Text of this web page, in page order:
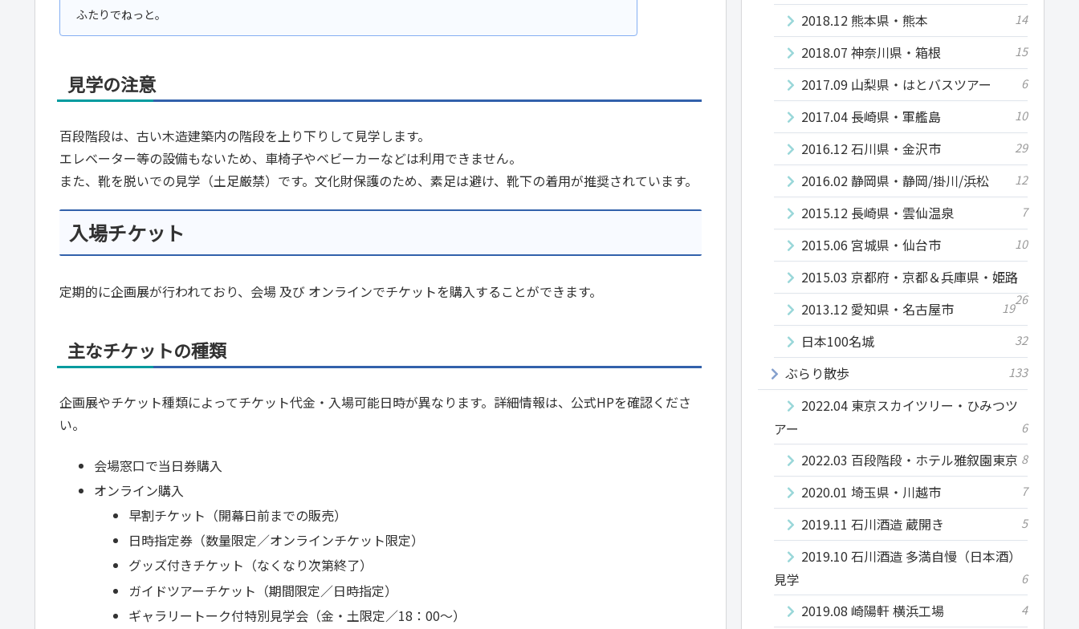
見学の注意
百段階段は、古い木造建築内の階段を上り下りして見学します。
エレベーター等の設備もないため、車椅子やベビーカーなどは利用できません。
また、靴を脱いでの見学（土足厳禁）です。文化財保護のため、素足は避け、靴下の着用が推奨されています。
入場チケット
定期的に企画展が行われており、会場 及び オンラインでチケットを購入することができます。
主なチケットの種類
企画展やチケット種類によってチケット代金・入場可能日時が異なります。詳細情報は、公式HPを確認くださ
い。
会場窓口で当日券購入
オンライン購入
早割チケット（開幕日前までの販売）
日時指定券（数量限定／オンラインチケット限定）
グッズ付きチケット（なくなり次第終了）
ガイドツアーチケット（期間限定／日時指定）
ギャラリートーク付特別見学会（金・土限定／18：00～）
2018.12 熊本県・熊本 14
2018.07 神奈川県・箱根 15
2017.09 山梨県・はとバスツアー 6
2017.04 長崎県・軍艦島 10
2016.12 石川県・金沢市 29
2016.02 静岡県・静岡/掛川/浜松 12
2015.12 長崎県・雲仙温泉 7
2015.06 宮城県・仙台市 10
2015.03 京都府・京都＆兵庫県・姫路
26
2013.12 愛知県・名古屋市 19
日本100名城 32
ぶらり散歩 133
2022.04 東京スカイツリー・ひみつツ
アー
6
2022.03 百段階段・ホテル雅叙園東京 8
2020.01 埼玉県・川越市 7
2019.11 石川酒造 蔵開き 5
2019.10 石川酒造 多満自慢（日本酒）
見学
6
2019.08 崎陽軒 横浜工場 4